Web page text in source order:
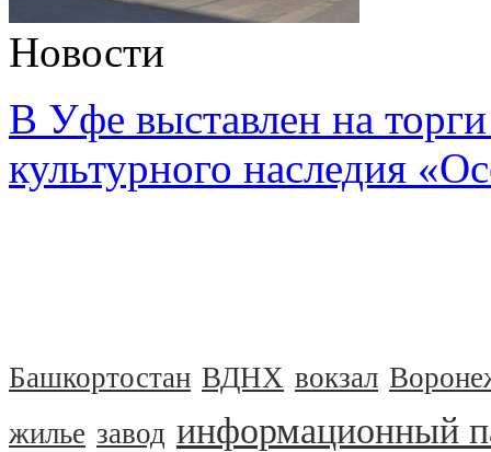
Новости
В Уфе выставлен на
культурного наследия
Башкортостан ВДНХ вокзал
жилье завод информационный